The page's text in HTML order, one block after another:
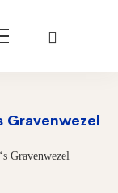
Gravenwezel
Gravenwezel